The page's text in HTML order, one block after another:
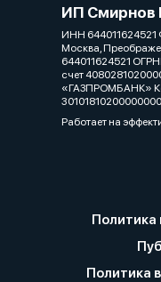
ИП Смирнов
ИНН 644011624521
Москва,
644011624521
счет
«ГАЗПРОМБАНК»
Работает на
Политика
Политика